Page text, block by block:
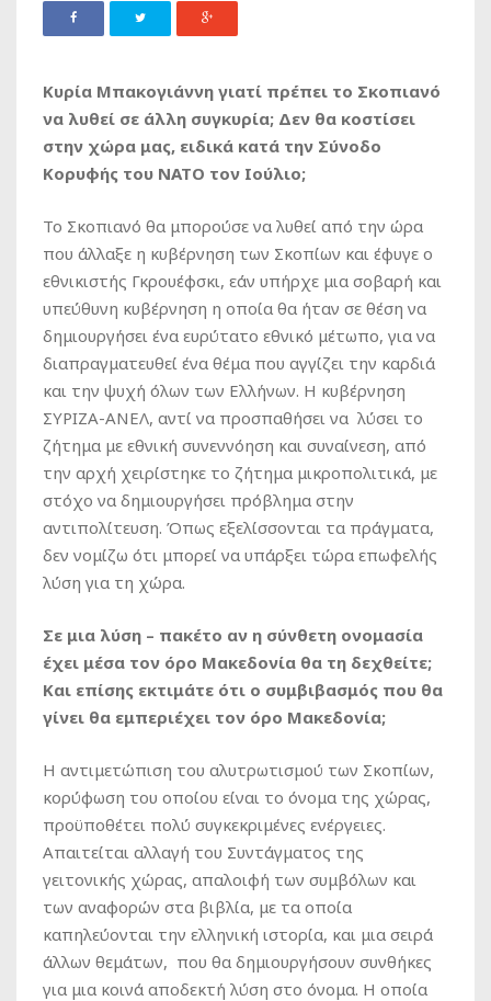
Κυρία Μπακογιάννη γιατί πρέπει το Σκοπιανό
να λυθεί σε άλλη συγκυρία; Δεν θα κοστίσει
στην χώρα μας, ειδικά κατά την Σύνοδο
Κορυφής του ΝΑΤΟ τον Ιούλιο;
Το Σκοπιανό θα μπορούσε να λυθεί από την ώρα
που άλλαξε η κυβέρνηση των Σκοπίων και έφυγε ο
εθνικιστής Γκρουέφσκι, εάν υπήρχε μια σοβαρή και
υπεύθυνη κυβέρνηση η οποία θα ήταν σε θέση να
δημιουργήσει ένα ευρύτατο εθνικό μέτωπο, για να
διαπραγματευθεί ένα θέμα που αγγίζει την καρδιά
και την ψυχή όλων των Ελλήνων. Η κυβέρνηση
ΣΥΡΙΖΑ-ΑΝΕΛ, αντί να προσπαθήσει να λύσει το
ζήτημα με εθνική συνεννόηση και συναίνεση, από
την αρχή χειρίστηκε το ζήτημα μικροπολιτικά, με
στόχο να δημιουργήσει πρόβλημα στην
αντιπολίτευση. Όπως εξελίσσονται τα πράγματα,
δεν νομίζω ότι μπορεί να υπάρξει τώρα επωφελής
λύση για τη χώρα.
Σε μια λύση – πακέτο αν η σύνθετη ονομασία
έχει μέσα τον όρο Μακεδονία θα τη δεχθείτε;
Και επίσης εκτιμάτε ότι ο συμβιβασμός που θα
γίνει θα εμπεριέχει τον όρο Μακεδονία;
Η αντιμετώπιση του αλυτρωτισμού των Σκοπίων,
κορύφωση του οποίου είναι το όνομα της χώρας,
προϋποθέτει πολύ συγκεκριμένες ενέργειες.
Απαιτείται αλλαγή του Συντάγματος της
γειτονικής χώρας, απαλοιφή των συμβόλων και
των αναφορών στα βιβλία, με τα οποία
καπηλεύονται την ελληνική ιστορία, και μια σειρά
άλλων θεμάτων, που θα δημιουργήσουν συνθήκες
για μια κοινά αποδεκτή λύση στο όνομα. Η οποία